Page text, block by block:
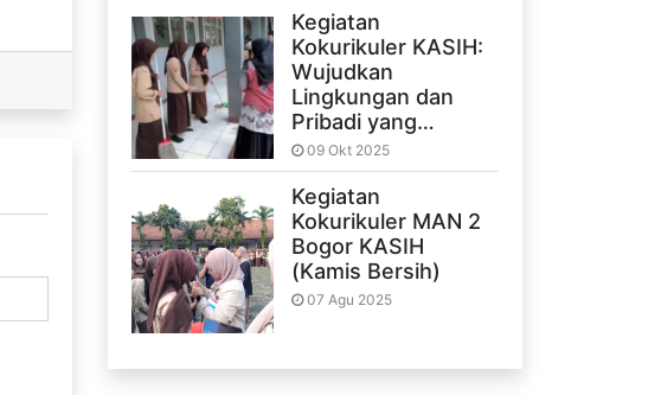
Kegiatan
Kokurikuler KASIH:
Wujudkan
Lingkungan dan
Pribadi yang…
09 Okt 2025
Kegiatan
Kokurikuler MAN 2
Bogor KASIH
(Kamis Bersih)
07 Agu 2025